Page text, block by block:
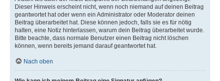
Dieser Hinweis erscheint nicht, wenn noch niemand auf deinen Beitrag
geantwortet hat oder wenn ein Administrator oder Moderator deinen
Beitrag überarbeitet hat. Diese können jedoch, falls sie es für nötig
halten, eine Notiz hinterlassen, warum dein Beitrag überarbeitet wurde.
Bitte beachte, dass normale Benutzer einen Beitrag nicht löschen
können, wenn bereits jemand darauf geantwortet hat.
Nach oben